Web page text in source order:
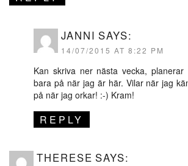
JANNI SAYS:
14/07/2015 AT 8:22 PM
Kan skriva ner nästa vecka,
bara på när jag är här. Vilar när jag
på när jag orkar! :-) Kram!
REPLY
THERESE SAYS: